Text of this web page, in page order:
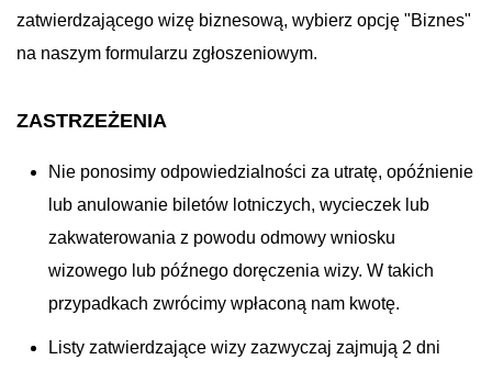
zatwierdzającego wizę biznesową, wybierz opcję "Biznes"
na naszym formularzu zgłoszeniowym.
ZASTRZEŻENIA
Nie ponosimy odpowiedzialności za utratę, opóźnienie
lub anulowanie biletów lotniczych, wycieczek lub
zakwaterowania z powodu odmowy wniosku
wizowego lub późnego doręczenia wizy. W takich
przypadkach zwrócimy wpłaconą nam kwotę.
Listy zatwierdzające wizy zazwyczaj zajmują 2 dni